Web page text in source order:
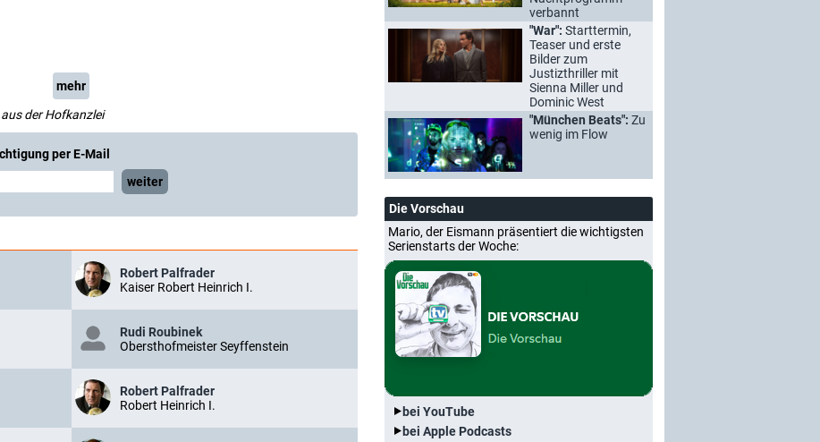
mehr
der Hofkanzlei
per E-Mail
weiter
Robert Palfrader
Kaiser Robert Heinrich I.
Rudi Roubinek
Obersthofmeister Seyffenstein
Robert Palfrader
Robert Heinrich I.
verbannt
"War": Starttermin,
Teaser und erste
Bilder zum
Justizthriller mit
Sienna Miller und
Dominic West
"München Beats": Zu
wenig im Flow
Die Vorschau
Mario, der Eismann präsentiert die wichtigsten
Serienstarts der Woche:
bei YouTube
bei Apple Podcasts